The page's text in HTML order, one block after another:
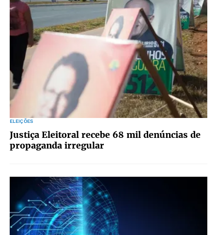
ELEIÇÕES
Justiça Eleitoral recebe 68 mil denúncias de
propaganda irregular